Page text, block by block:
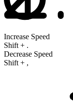
Increase Speed
Shift + .
Decrease Speed
Shift + ,